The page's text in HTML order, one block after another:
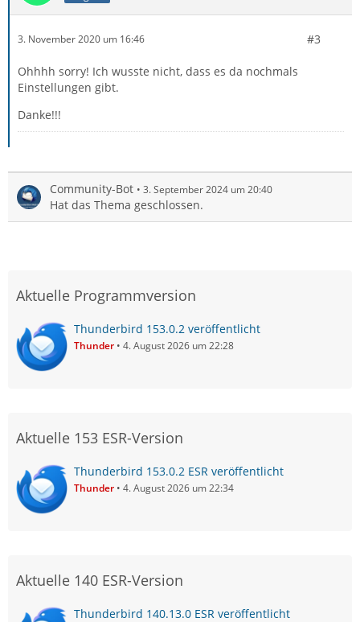
3. November 2020 um 16:46 #3
Ohhhh sorry! Ich wusste nicht, dass es da nochmals
Einstellungen gibt.
Danke!!!
Community-Bot 3. September 2024 um 20:40
Hat das Thema geschlossen.
Aktuelle Programmversion
Thunderbird 153.0.2 veröffentlicht
Thunder 4. August 2026 um 22:28
Aktuelle 153 ESR-Version
Thunderbird 153.0.2 ESR veröffentlicht
Thunder 4. August 2026 um 22:34
Aktuelle 140 ESR-Version
Thunderbird 140.13.0 ESR veröffentlicht